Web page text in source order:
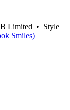
Limited • Style
Smiles)